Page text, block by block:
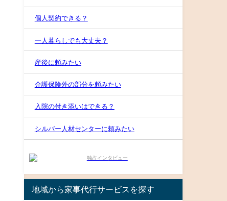
個人契約できる？
一人暮らしでも大丈夫？
産後に頼みたい
介護保険外の部分を頼みたい
入院の付き添いはできる？
シルバー人材センターに頼みたい
地域から家事代行サービスを探す